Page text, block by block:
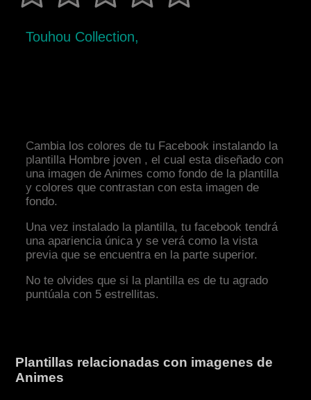
Touhou Collection,
Cambia los colores de tu Facebook instalando la
plantilla Hombre joven , el cual esta diseñado con
una imagen de Animes como fondo de la plantilla
y colores que contrastan con esta imagen de
fondo.
Una vez instalado la plantilla, tu facebook tendrá
una apariencia única y se verá como la vista
previa que se encuentra en la parte superior.
No te olvides que si la plantilla es de tu agrado
puntúala con 5 estrellitas.
Plantillas relacionadas con imagenes de
Animes